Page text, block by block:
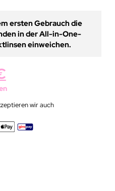
ersten Gebrauch die
in der All-in-One-
einweichen.
Aktueller
Preis
ist:
29,00€.
wir auch